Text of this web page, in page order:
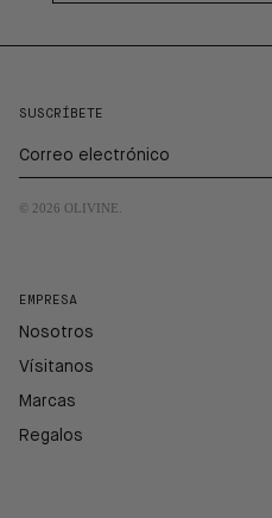
SUSCRÍBETE
© 2026 OLIVINE
EMPRESA
Nosotros
Vísitanos
Marcas
Regalos